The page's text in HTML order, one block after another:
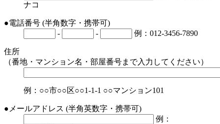
ナコ
●電話番号 (半角数字・携帯可)
-
- 例：012-3456-7890
住所
（番地・マンション名・部屋番号まで入力してください）
例：○○市○○区○○1-1-1 ○○マンション101
● メールアドレス (半角英数字・携帯可)
例：